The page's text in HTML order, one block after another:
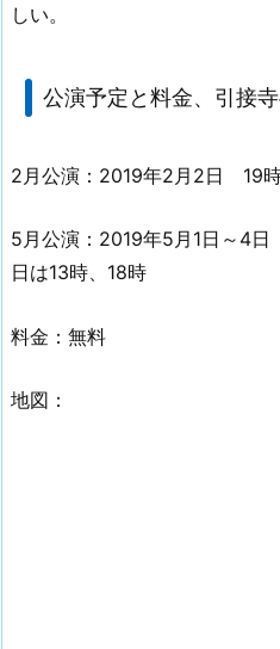
しい。
公演予定と料金、引接
2月公演：2019年2月2日 19
5月公演：2019年5月1日～4
日は13時、18時
料金：無料
地図：